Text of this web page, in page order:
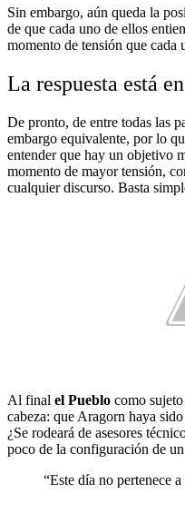
Sin embargo, aún queda la
de que cada uno de ellos
momento de tensión que cada
La respuesta está
De pronto, de entre todas las
embargo equivalente, por lo
entender que hay un objetivo
momento de mayor tensión,
cualquier discurso. Basta
Al final el Pueblo como
cabeza: que Aragorn haya
¿Se rodeará de asesores
poco de la configuración de
“Este día no pertenece